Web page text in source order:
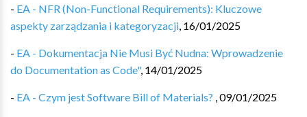
- EA - NFR (Non-Functional Requirements): Kluczowe
aspekty zarządzania i kategoryzacji, 16/01/2025
- EA - Dokumentacja Nie Musi Być Nudna: Wprowadzenie
do Documentation as Code", 14/01/2025
- EA - Czym jest Software Bill of Materials? ,09/01/2025